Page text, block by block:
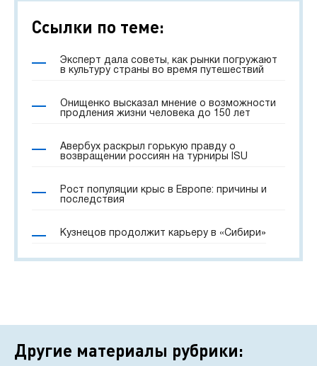
Ссылки по теме:
Эксперт дала советы, как рынки погружают
в культуру страны во время путешествий
Онищенко высказал мнение о возможности
продления жизни человека до 150 лет
Авербух раскрыл горькую правду о
возвращении россиян на турниры ISU
Рост популяции крыс в Европе: причины и
последствия
Кузнецов продолжит карьеру в «Сибири»
Другие материалы рубрики: